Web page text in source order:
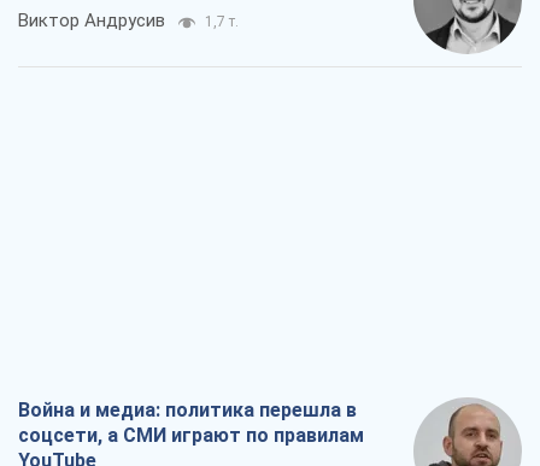
Виктор Андрусив 1,7 т.
Война и медиа: политика перешла в
соцсети, а СМИ играют по правилам
YouTube